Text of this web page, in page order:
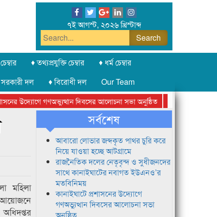
৭ই আগস্ট, ২০২৬ খ্রিস্টাব্দ
♦ তথ্যপ্রযুক্তি চেম্বার
♦ ধর্ম চেম্বার
দল ♦ বিরোধী দল
Our Team
উদ্যোগে গণঅভ্যুত্থান দিবসের আলোচনা সভা অনুষ্ঠিত
সিলেট অনলাইন
মহিলা
সর্বশেষ
আবারো লোভার জব্দকৃত পাথর চুরি করে
নিয়ে যাওয়া হচ্ছে আটগ্রামে
রাজনৈতিক দলের নেতৃবৃন্দ ও সুধীজনদের
সাথে কানাইঘাটের নবাগত ইউএনও’র
মতবিনিময়
কানাইঘাটে প্রশাসনের উদ্যোগে
গণঅভ্যুত্থান দিবসের আলোচনা সভা